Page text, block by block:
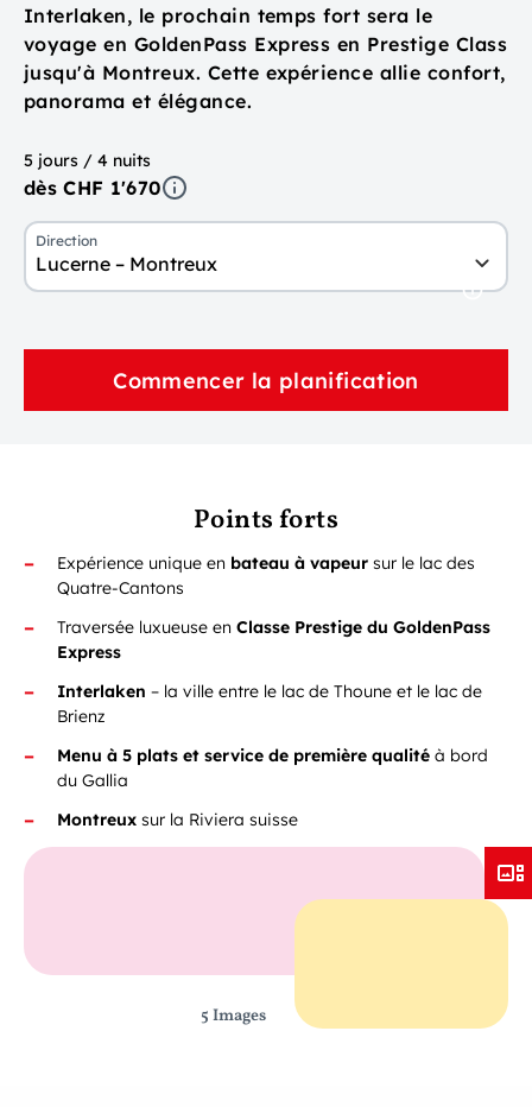
Interlaken, le prochain temps fort sera le
voyage en GoldenPass Express en Prestige Class
jusqu'à Montreux. Cette expérience allie confort,
panorama et élégance.
5 jours / 4 nuits
dès CHF 1'670
Direction
Lucerne – Montreux
Commencer la planification
Points forts
Expérience unique en bateau à vapeur sur le lac des
Quatre-Cantons
Traversée luxueuse en Classe Prestige du GoldenPass
Express
Interlaken – la ville entre le lac de Thoune et le lac de
Brienz
Menu à 5 plats et service de première qualité à bord
du Gallia
Montreux sur la Riviera suisse
5 Images